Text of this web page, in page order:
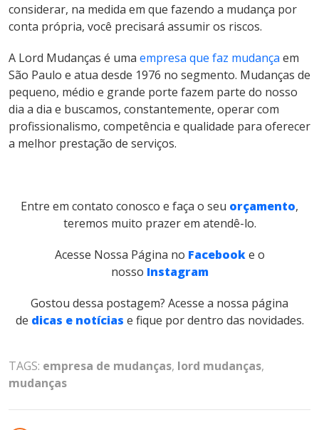
considerar, na medida em que fazendo a mudança por
conta própria, você precisará assumir os riscos.
A Lord Mudanças é uma empresa que faz mudança em
São Paulo e atua desde 1976 no segmento. Mudanças de
pequeno, médio e grande porte fazem parte do nosso
dia a dia e buscamos, constantemente, operar com
profissionalismo, competência e qualidade para oferecer
a melhor prestação de serviços.
Entre em contato conosco e faça o seu orçamento,
teremos muito prazer em atendê-lo.
Acesse Nossa Página no Facebook e o
nosso Instagram
Gostou dessa postagem? Acesse a nossa página
de dicas e notícias e fique por dentro das novidades.
TAGS: empresa de mudanças, lord mudanças,
mudanças